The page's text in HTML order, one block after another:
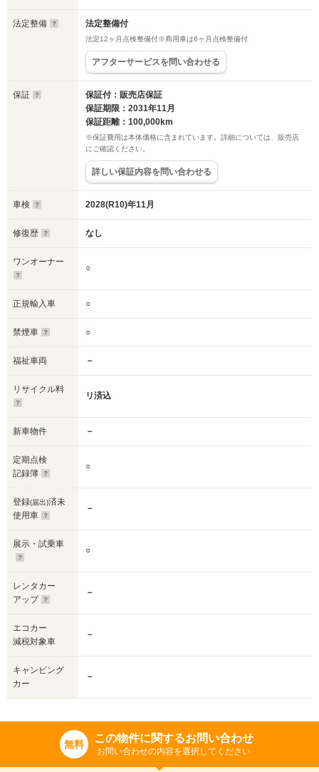
法定整備 法定整備付
法定12ヶ月点検整備付※商用車は6ヶ月点検整備付
アフターサービスを問い合わせる
保証
保証付：販売店保証
保証期限：2031年11月
保証距離：100,000km
※保証費用は本体価格に含まれています。詳細については、販売店
にご確認ください。
詳しい保証内容を問い合わせる
車検 2028(R10)年11月
修復歴 なし
ワンオーナー
○
正規輸入車 ○
禁煙車 ○
福祉車両 －
リサイクル料
リ済込
新車物件 －
定期点検
記録簿
○
登録(届出)済未
使用車
－
展示・試乗車
○
レンタカー
アップ
－
エコカー
減税対象車
－
キャンピング
カー
－
無料 この物件に関するお問い合わせ
お問い合わせの内容を選択してください